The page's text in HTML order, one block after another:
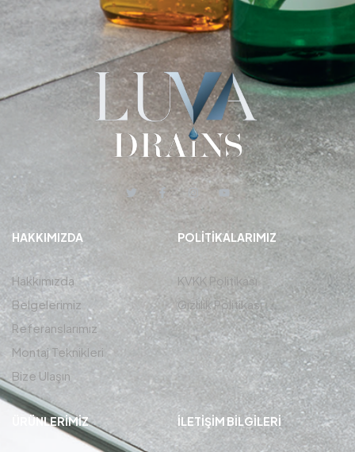
HAKKIMIZDA
Hakkımızda
Belgelerimiz
Referanslarımız
Montaj Teknikleri
Bize Ulaşın
POLITIKALARIMIZ
KVKK Politikası
Gizlilik Politikası
ÜRÜNLERIMIZ İLETIŞIM BİLGİLERİ